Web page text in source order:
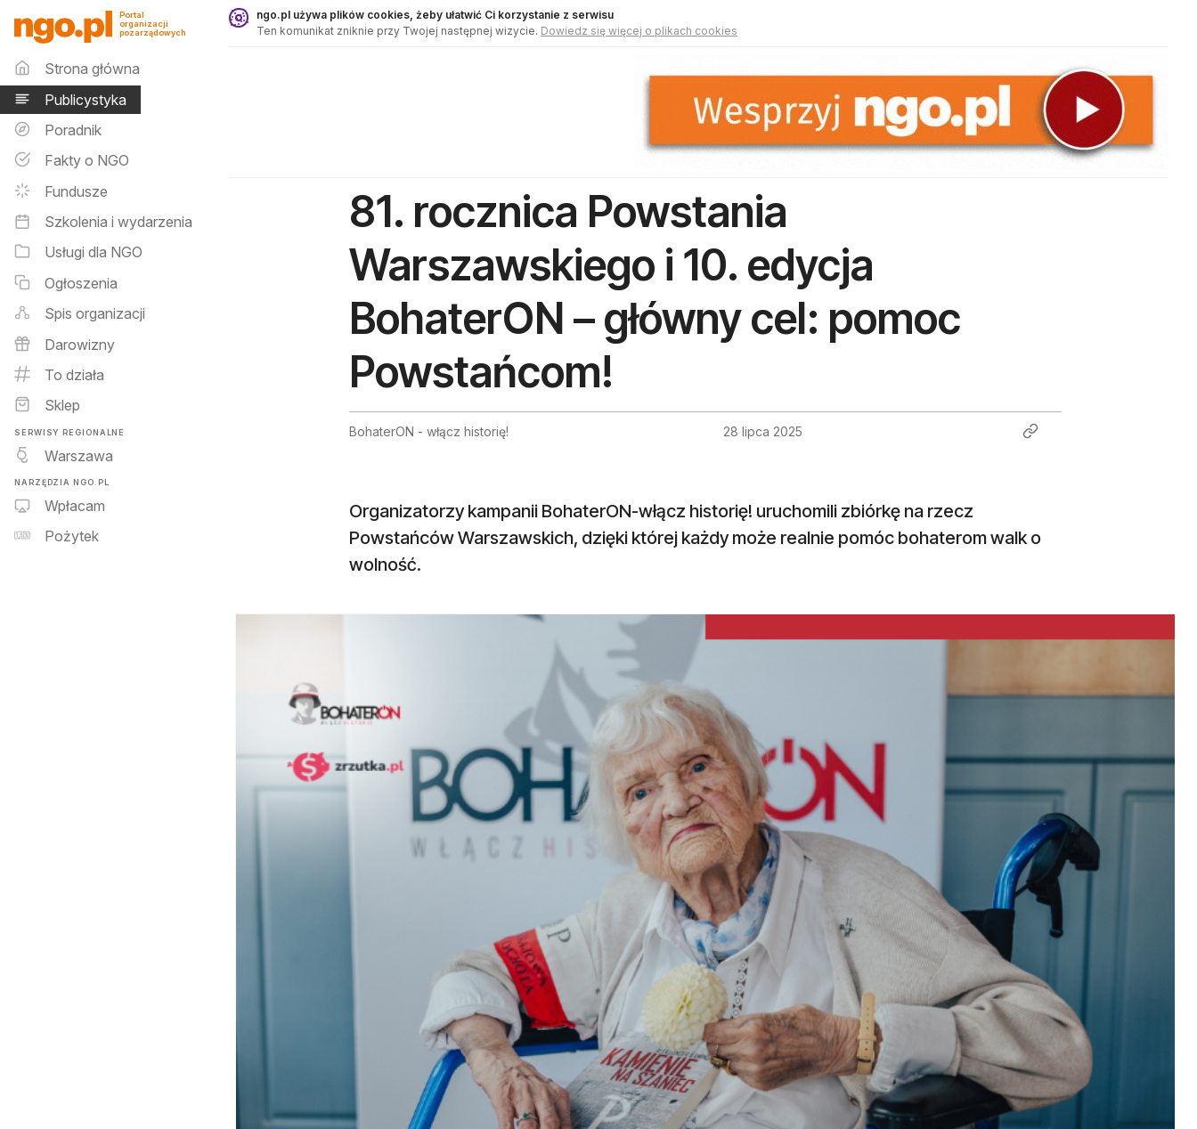
Publicystyka - ngo.pl
Portal
organizacji
pozarządowych
Menu główne
Strona główna
Publicystyka
Poradnik
Fakty o NGO
Fundusze
Szkolenia i wydarzenia
Usługi dla NGO
Ogłoszenia
Spis organizacji
Darowizny
To działa
Sklep
SERWISY REGIONALNE
Warszawa
NARZĘDZIA NGO.PL
Wpłacam
Pożytek
ngo.pl używa plików cookies, żeby ułatwić Ci korzystanie z serwisu
Ten komunikat zniknie przy Twojej następnej wizycie. Dowiedz się więcej o plikach cookies
81. rocznica Powstania
Warszawskiego i 10. edycja
BohaterON – główny cel: pomoc
Powstańcom!
BohaterON - włącz historię! 28 lipca 2025
Organizatorzy kampanii BohaterON-włącz historię! uruchomili zbiórkę na rzecz
Powstańców Warszawskich, dzięki której każdy może realnie pomóc bohaterom walk o
wolność.